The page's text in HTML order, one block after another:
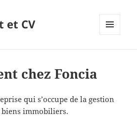
et CV
chez Foncia
qui s’occupe de la gestion
immobiliers.